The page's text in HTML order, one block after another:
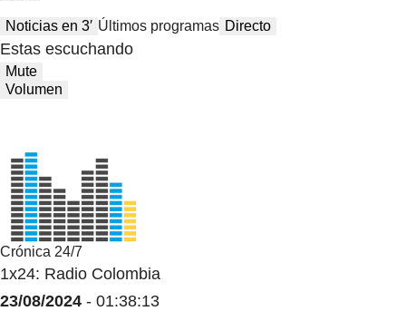
Noticias en 3′ Últimos programas Directo
Estas escuchando
Mute
Volumen
Crónica 24/7
1x24: Radio Colombia
23/08/2024 - 01:38:13